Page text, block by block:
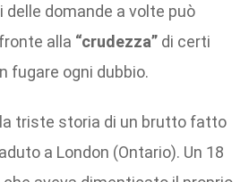
delle domande a volte può
alla “crudezza” di certi
fugare ogni dubbio.
triste storia di un brutto fatto
a London (Ontario). Un 18